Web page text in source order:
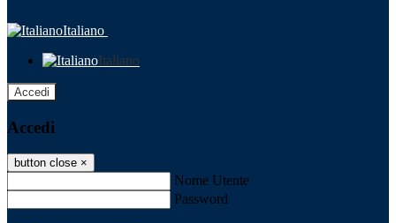
Italiano
Italiano
Accedi
Accedi
button close ×
Nome Utente
Password